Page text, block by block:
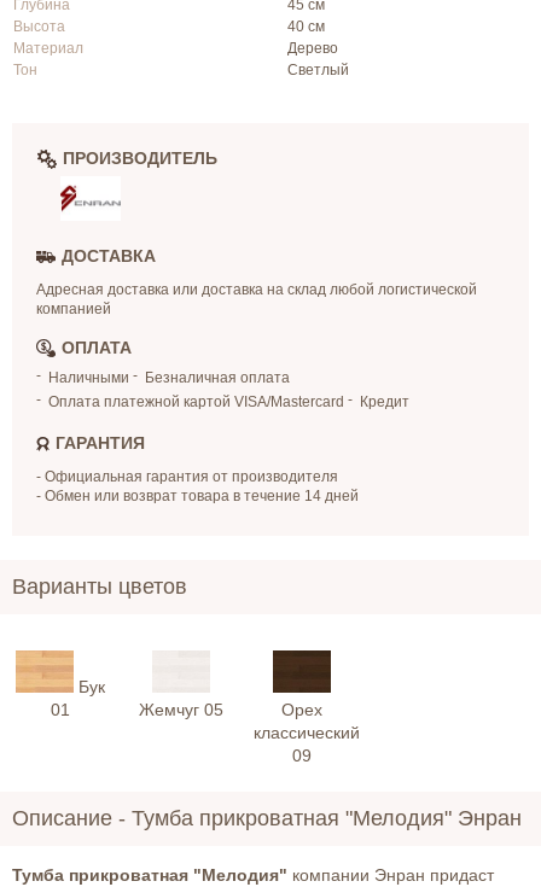
Глубина
45 см
Высота
40 см
Материал
Дерево
Тон
Светлый
ПРОИЗВОДИТЕЛЬ
ДОСТАВКА
Адресная доставка или доставка на склад любой логистической
компанией
ОПЛАТА
Наличными
Безналичная оплата
Оплата платежной картой VISA/Mastercard
Кредит
ГАРАНТИЯ
- Официальная гарантия от производителя
- Обмен или возврат товара в течение 14 дней
Варианты цветов
Бук
01
Жемчуг 05
Орех
классический
09
Описание - Тумба прикроватная "Мелодия" Энран
Тумба прикроватная "Мелодия" компании Энран придаст